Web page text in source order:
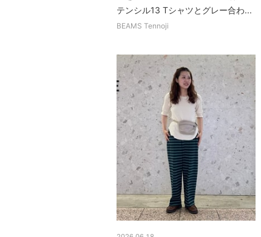
テンシル13 Tシャツとグレー合わ...
BEAMS Tennoji